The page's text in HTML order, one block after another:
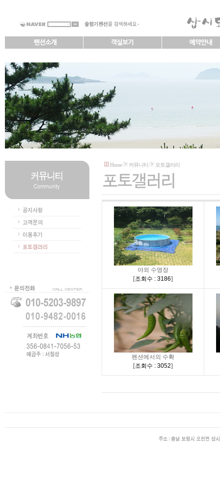
Home 커뮤니티 포토갤러리
야외 수영장
[조회수 : 3186]
펜션에서의 수확
[조회수 : 3052]